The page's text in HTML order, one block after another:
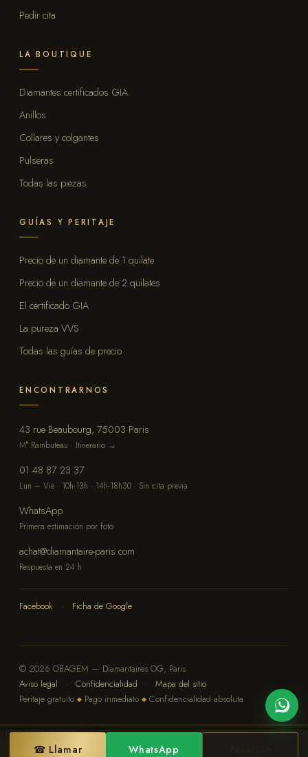
☎ Llamar WhatsApp
Pedir cita
LA BOUTIQUE
Diamantes certificados GIA
Anillos
Collares y colgantes
Pulseras
Todas las piezas
GUÍAS Y PERITAJE
Precio de un diamante de 1 quilate
Precio de un diamante de 2 quilates
El certificado GIA
La pureza VVS
Todas las guías de precio
ENCONTRARNOS
43 rue Beaubourg, 75003 Paris
M° Rambuteau · Itinerario →
01 48 87 23 37
Lun – Vie · 10h-13h · 14h-18h30 · Sin cita previa
WhatsApp
Primera estimación por foto
achat@diamantaire-paris.com
Respuesta en 24 h
Facebook · Ficha de Google
© 2026 OBAGEM — Diamantaires OG, Paris
Aviso legal
· Confidencialidad ·
Mapa del sitio
Peritaje gratuito ◆ Pago inmediato ◆ Confidencialidad absoluta